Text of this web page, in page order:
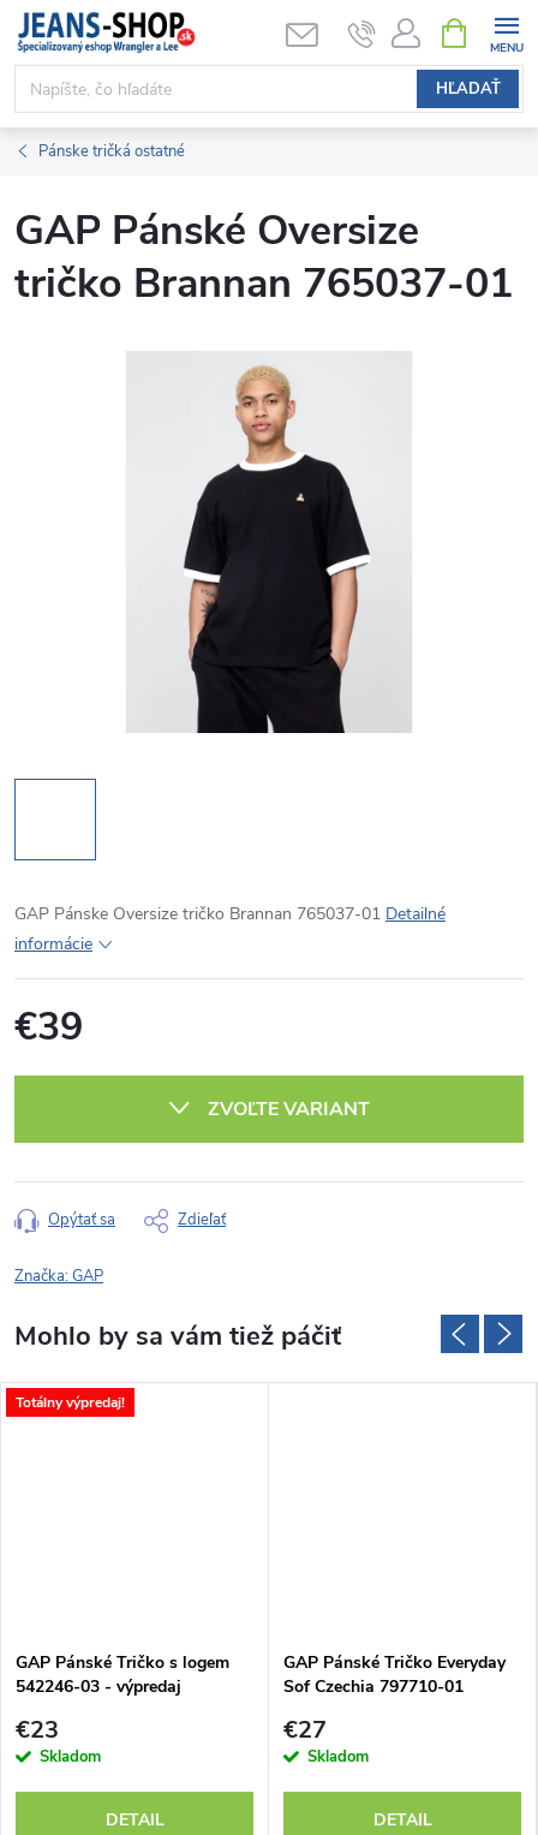
Prejsť
obsah
HĽADAŤ
KOŠÍK
Pánske tričká ostatné
GAP Pánské Oversize
tričko Brannan 765037-01
GAP Pánske Oversize tričko Brannan 765037-01 Detailné
informácie
€39
ZVOĽTE VARIANT
Opýtať sa Zdieľať
Značka:GAP
Totálny výpredaj!
GAP Pánské Tričko s logem
542246-03 - výpredaj
€23
Skladom
DETAIL
GAP Pánské Tričko Everyday
Sof Czechia 797710-01
€27
Skladom
DETAIL